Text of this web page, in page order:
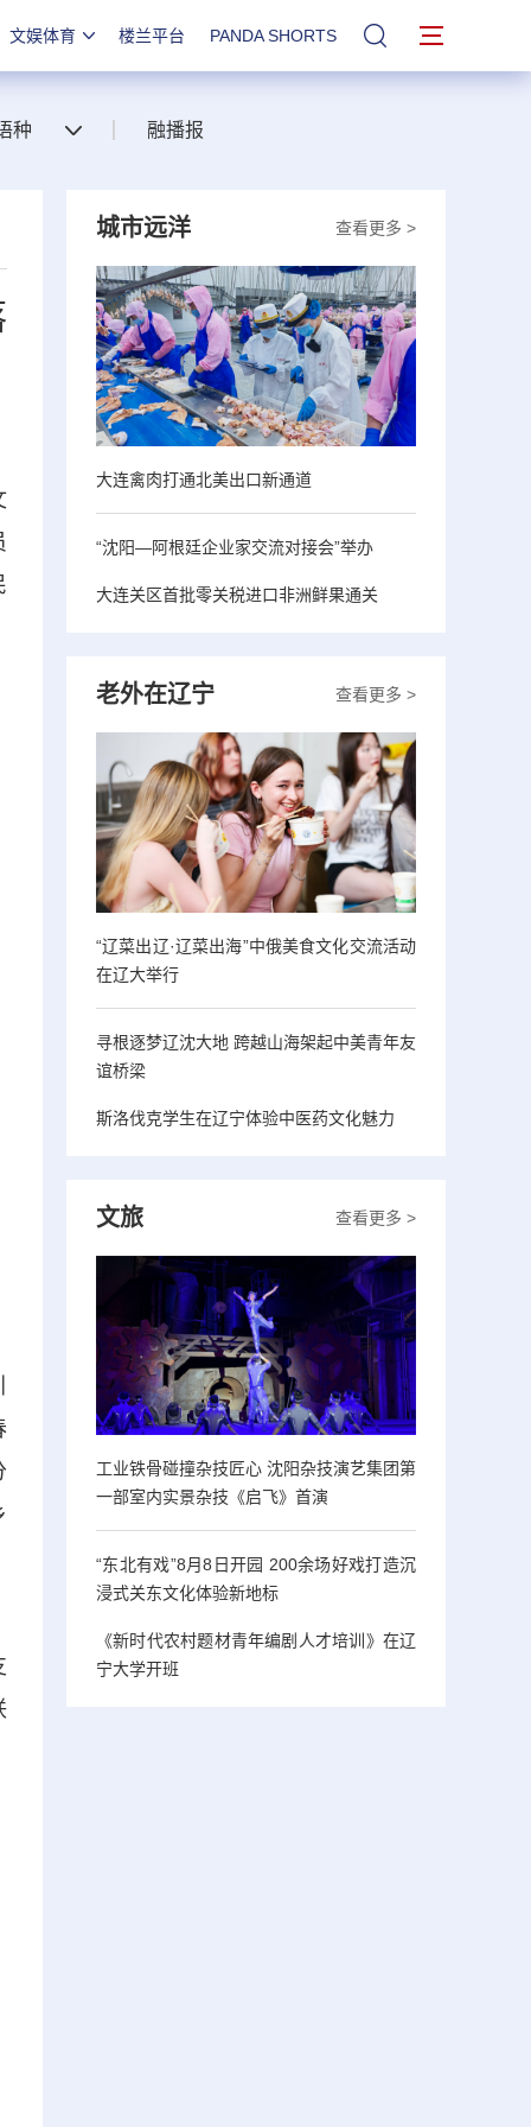
文娱体育 楼兰平台 PANDA SHORTS 站内搜索
种 融播报
查看更多 >
城市远洋
大连禽肉打通北美出口新通道
“沈阳—阿根廷企业家交流对接会”举办
大连关区首批零关税进口非洲鲜果通关
查看更多 >
老外在辽宁
“辽菜出辽·辽菜出海”中俄美食文化交流活动
在辽大举行
寻根逐梦辽沈大地 跨越山海架起中美青年友
谊桥梁
斯洛伐克学生在辽宁体验中医药文化魅力
查看更多 >
文旅
工业铁骨碰撞杂技匠心 沈阳杂技演艺集团第
一部室内实景杂技《启飞》首演
“东北有戏”8月8日开园 200余场好戏打造沉
浸式关东文化体验新地标
《新时代农村题材青年编剧人才培训》在辽
宁大学开班